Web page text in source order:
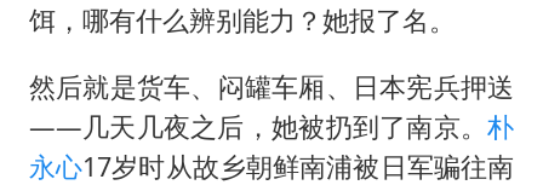
饵，哪有什么辨别能力？她报了名。
然后就是货车、闷罐车厢、日本宪兵押送
——几天几夜之后，她被扔到了南京。朴
永心17岁时从故乡朝鲜南浦被日军骗往南